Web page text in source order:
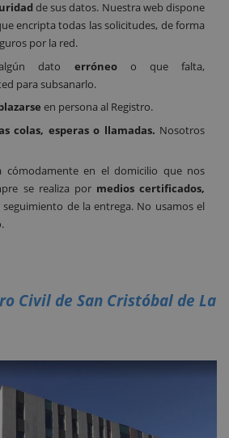
de sus datos. Nuestra web dispone
encripta todas las solicitudes, de forma
por la red.
dato erróneoo que falta,
para subsanarlo.
en persona al Registro.
colas, esperas o llamadas. Nosotros
cómodamente en el domicilio que nos
se realiza por medios certificados,
de la entrega. No usamos el
Civil de San Cristóbal de La